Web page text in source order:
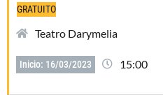
GRATUITO
Teatro Darymelia
Inicio: 16/03/2023 15:00